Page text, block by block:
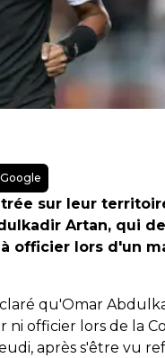
sur leur
Artan, qui
officier lors d'un
qu'Omar
ni officier lors de la
après s'être vu